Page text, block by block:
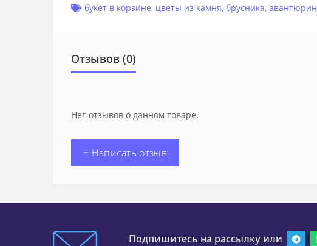
букет в корзине, цветы из камня, брусника, авантюрин
Отзывов (0)
Нет отзывов о данном товаре.
+ Написать отзыв
Подпишитесь на рассылку или